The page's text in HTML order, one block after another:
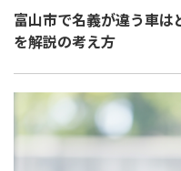
富山市で名義が違う車
を解説の考え方